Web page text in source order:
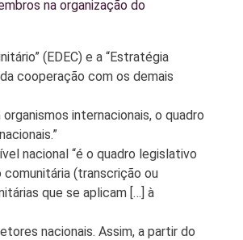
na organização do
(EDEC) e a “Estratégia
cooperação com os demais
internacionais, o quadro
nacional “é o quadro legislativo
(transcrição ou
que se aplicam […] à
nacionais. Assim, a partir do